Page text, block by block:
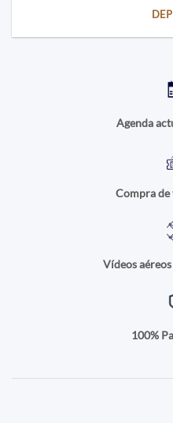
Agenda
Compra
Vídeos
100%